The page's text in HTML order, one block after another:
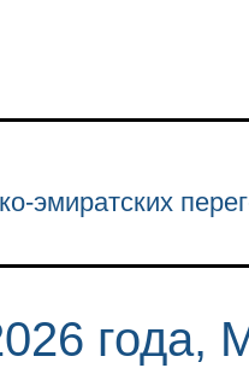
эмиратских
года,